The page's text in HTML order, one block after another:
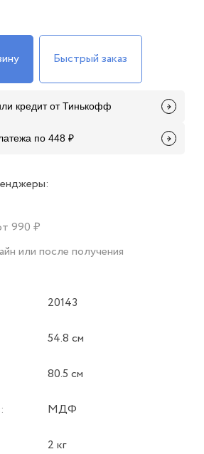
Быстрый заказ
кредит от Тинькофф
по 448 ₽
990 ₽
или после получения
20143
54.8 см
80.5 см
МДФ
2 кг